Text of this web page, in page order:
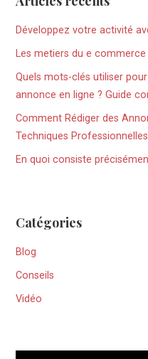
Développez votre activité
Les metiers du e
Quels mots-clés utiliser
annonce en ligne ? Guide
Comment Rédiger des
Techniques
En quoi consiste
Catégories
Blog
Conseils
Vidéo